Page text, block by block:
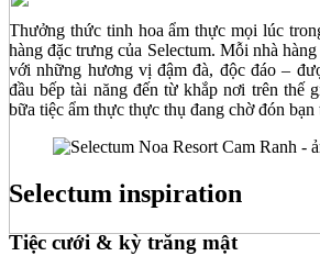
Thưởng thức tinh hoa ẩm thực mọi lúc
hàng đặc trưng của Selectum. Mỗi nhà
với những hương vị đậm đà, độc đáo –
đầu bếp tài năng đến từ khắp nơi trên thế
bữa tiệc ẩm thực thực thụ đang chờ đón bạn
Selectum inspiration
Tiệc cưới & kỳ trăng mật